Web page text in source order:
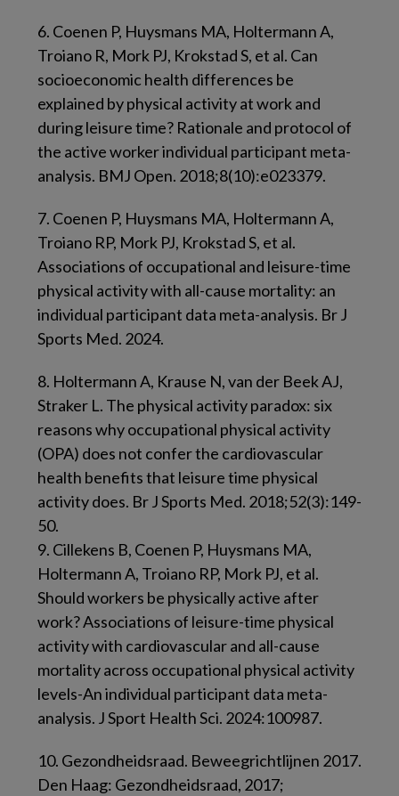
6. Coenen P, Huysmans MA, Holtermann A,
Troiano R, Mork PJ, Krokstad S, et al. Can
socioeconomic health differences be
explained by physical activity at work and
during leisure time? Rationale and protocol of
the active worker individual participant meta-
analysis. BMJ Open. 2018;8(10):e023379.
7. Coenen P, Huysmans MA, Holtermann A,
Troiano RP, Mork PJ, Krokstad S, et al.
Associations of occupational and leisure-time
physical activity with all-cause mortality: an
individual participant data meta-analysis. Br J
Sports Med. 2024.
8. Holtermann A, Krause N, van der Beek AJ,
Straker L. The physical activity paradox: six
reasons why occupational physical activity
(OPA) does not confer the cardiovascular
health benefits that leisure time physical
activity does. Br J Sports Med. 2018;52(3):149-
50.
9. Cillekens B, Coenen P, Huysmans MA,
Holtermann A, Troiano RP, Mork PJ, et al.
Should workers be physically active after
work? Associations of leisure-time physical
activity with cardiovascular and all-cause
mortality across occupational physical activity
levels-An individual participant data meta-
analysis. J Sport Health Sci. 2024:100987.
10. Gezondheidsraad. Beweegrichtlijnen 2017.
Den Haag: Gezondheidsraad, 2017;